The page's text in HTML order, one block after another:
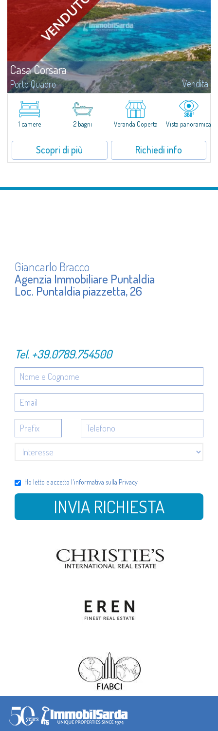
Casa Corsara
Porto Quadro Vendita
Splendido appartamento in vendita nel contesto naturale di Porto Quadro,
sulla magnifica costa settentrionale della Sardegna.Casa Corsara si trova
all'interno di un tranquillo contesto residenziale e si compone di...
1 camere
2 bagni Veranda Coperta Vista panoramica
Scopri di più Richiedi info
Giancarlo Bracco
Agenzia Immobiliare Puntaldia
Loc. Puntaldia piazzetta, 26
Tel. +39.0789.754500
Ho letto e accetto l'informativa sulla Privacy
INVIA RICHIESTA